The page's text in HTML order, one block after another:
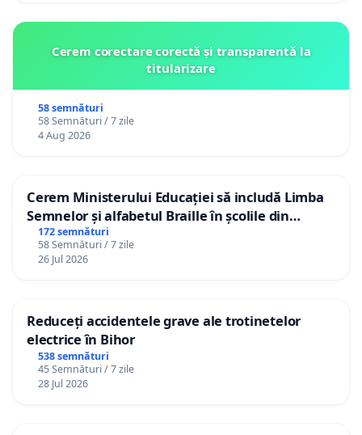
Cerem corectare corectă și transparentă la
titularizare
58 semnături
58 Semnături / 7 zile
4 Aug 2026
Cerem Ministerului Educației să includă Limba
Semnelor și alfabetul Braille în școlile din
Republica Moldova!
172 semnături
58 Semnături / 7 zile
26 Jul 2026
Reduceți accidentele grave ale trotinetelor
electrice în Bihor
538 semnături
45 Semnături / 7 zile
28 Jul 2026